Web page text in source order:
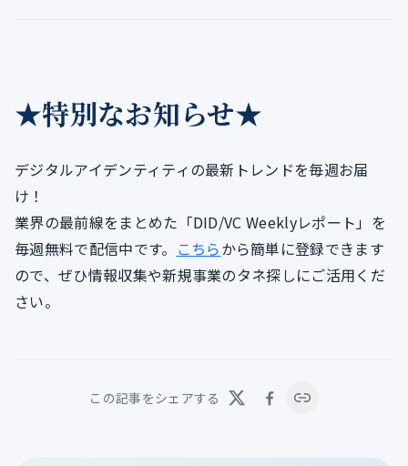
★特別なお知らせ★
デジタルアイデンティティの最新トレンドを毎週お届
け！
業界の最前線をまとめた「DID/VC Weeklyレポート」を
毎週無料で配信中です。 こちらから簡単に登録できます
ので、ぜひ情報収集や新規事業のタネ探しにご活用くだ
さい。
この記事をシェアする